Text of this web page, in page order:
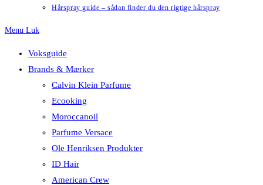
Hårspray guide – sådan finder du den rigtige hårspray
Menu Luk
Voksguide
Brands & Mærker
Calvin Klein Parfume
Ecooking
Moroccanoil
Parfume Versace
Ole Henriksen Produkter
ID Hair
American Crew